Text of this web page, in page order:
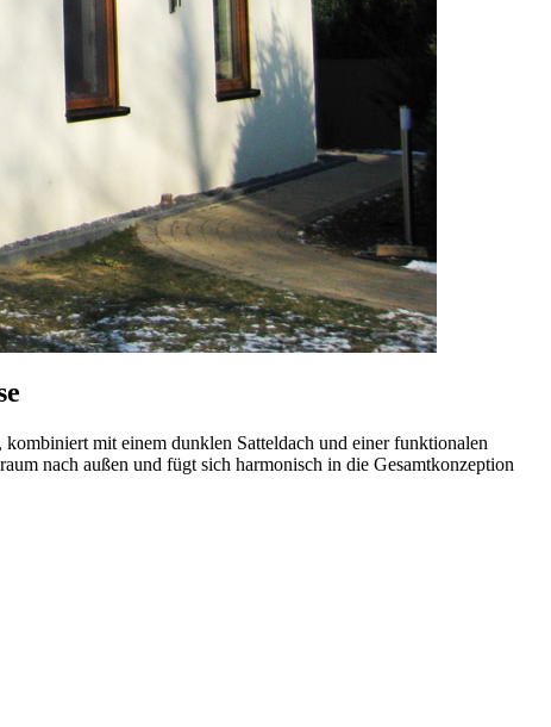
mit einem dunklen Satteldach und einer funktionalen
nach außen und fügt sich harmonisch in die Gesamtkonzeption